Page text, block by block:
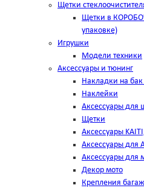
Щетки
Щетки в
упаковке)
Игрушки
Модели техники
Аксессуары и тюнинг
Накладки на бак
Наклейки
Аксессуары для
Щетки
Аксессуары
Аксессуары для
Аксессуары для
Декор мото
Крепления